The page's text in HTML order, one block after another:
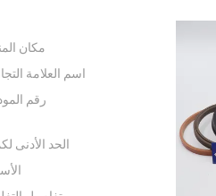
مكان
اسم العلامة
رقم
الحد الأدنى